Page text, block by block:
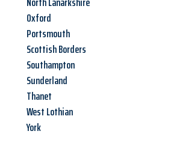
Oxford
Portsmouth
Scottish Borders
Southampton
Sunderland
Thanet
West Lothian
York